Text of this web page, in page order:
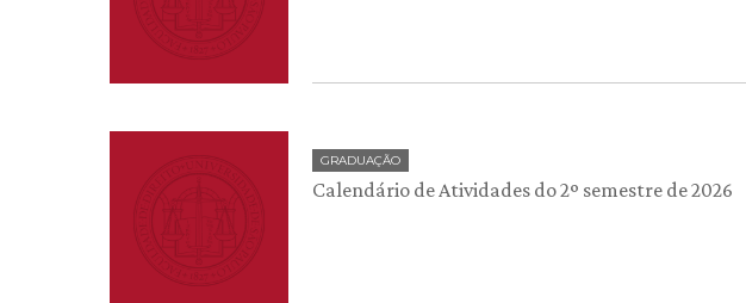
GRADUAÇÃO
Calendário de Atividades do 2º semestre de 2026